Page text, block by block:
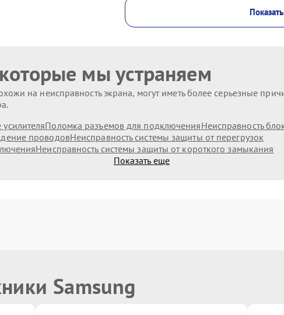
мы устраняем
на неисправность экрана, могут иметь более серьезные
Поломка разъемов для подключенияНеисправность
проводовНеисправность системы защиты от перегрузок
Неисправность системы защиты от короткого замыкания
Показать еще
Samsung